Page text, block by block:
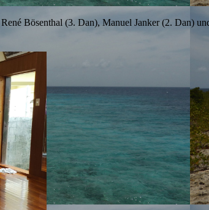
Bösenthal (3. Dan), Manuel Janker (2. Dan)